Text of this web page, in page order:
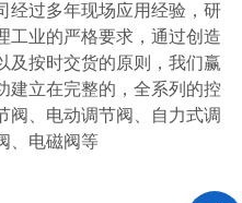
过多年现场应用经验，研
工业的严格要求，通过创造
及按时交货的原则，我们赢
建立在完整的，全系列的控
阀、电动调节阀、自力式调
、电磁阀等